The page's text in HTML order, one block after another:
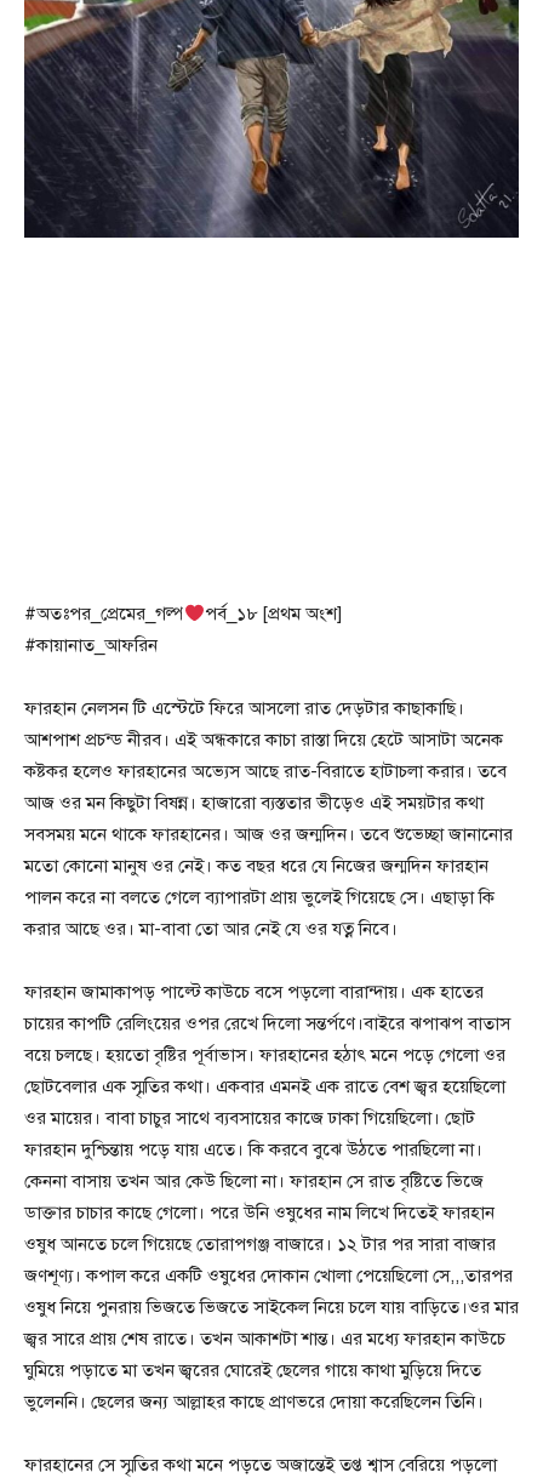
#অতঃপর_প্রেমের_গল্প
পর্ব_১৮ [প্রথম অংশ]
#কায়ানাত_আফরিন
ফারহান নেলসন টি এস্টেটে ফিরে আসলো রাত দেড়টার কাছাকাছি।
আশপাশ প্রচন্ড নীরব। এই অন্ধকারে কাচা রাস্তা দিয়ে হেটে আসাটা অনেক
কষ্টকর হলেও ফারহানের অভ্যেস আছে রাত-বিরাতে হাটাচলা করার। তবে
আজ ওর মন কিছুটা বিষন্ন। হাজারো ব্যস্ততার ভীড়েও এই সময়টার কথা
সবসময় মনে থাকে ফারহানের। আজ ওর জন্মদিন। তবে শুভেচ্ছা জানানোর
মতো কোনো মানুষ ওর নেই। কত বছর ধরে যে নিজের জন্মদিন ফারহান
পালন করে না বলতে গেলে ব্যাপারটা প্রায় ভুলেই গিয়েছে সে। এছাড়া কি
করার আছে ওর। মা-বাবা তো আর নেই যে ওর যত্ন নিবে।
ফারহান জামাকাপড় পাল্টে কাউচে বসে পড়লো বারান্দায়। এক হাতের
চায়ের কাপটি রেলিংয়ের ওপর রেখে দিলো সন্তর্পণে।বাইরে ঝপাঝপ বাতাস
বয়ে চলছে। হয়তো বৃষ্টির পূর্বাভাস। ফারহানের হঠাৎ মনে পড়ে গেলো ওর
ছোটবেলার এক স্মৃতির কথা। একবার এমনই এক রাতে বেশ জ্বর হয়েছিলো
ওর মায়ের। বাবা চাচুর সাথে ব্যবসায়ের কাজে ঢাকা গিয়েছিলো। ছোট
ফারহান দুশ্চিন্তায় পড়ে যায় এতে। কি করবে বুঝে উঠতে পারছিলো না।
কেননা বাসায় তখন আর কেউ ছিলো না। ফারহান সে রাত বৃষ্টিতে ভিজে
ডাক্তার চাচার কাছে গেলো। পরে উনি ওষুধের নাম লিখে দিতেই ফারহান
ওষুধ আনতে চলে গিয়েছে তোরাপগঞ্জ বাজারে। ১২ টার পর সারা বাজার
জণশূণ্য। কপাল করে একটি ওষুধের দোকান খোলা পেয়েছিলো সে,,,তারপর
ওষুধ নিয়ে পুনরায় ভিজতে ভিজতে সাইকেল নিয়ে চলে যায় বাড়িতে।ওর মার
জ্বর সারে প্রায় শেষ রাতে। তখন আকাশটা শান্ত। এর মধ্যে ফারহান কাউচে
ঘুমিয়ে পড়াতে মা তখন জ্বরের ঘোরেই ছেলের গায়ে কাথা মুড়িয়ে দিতে
ভুলেননি। ছেলের জন্য আল্লাহর কাছে প্রাণভরে দোয়া করেছিলেন তিনি।
ফারহানের সে স্মৃতির কথা মনে পড়তে অজান্তেই তপ্ত শ্বাস বেরিয়ে পড়লো